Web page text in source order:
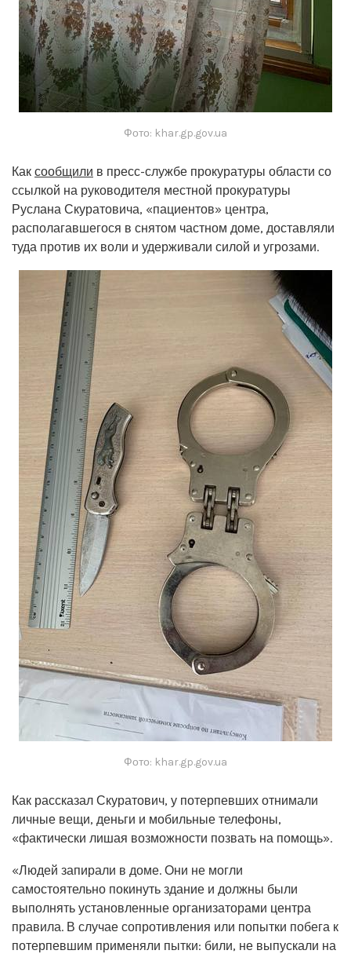
Фото: khar.gp.gov.ua
Как сообщили в пресс-службе прокуратуры области со
ссылкой на руководителя местной прокуратуры
Руслана Скуратовича, «пациентов» центра,
располагавшегося в снятом частном доме, доставляли
туда против их воли и удерживали силой и угрозами.
Фото: khar.gp.gov.ua
Как рассказал Скуратович, у потерпевших отнимали
личные вещи, деньги и мобильные телефоны,
«фактически лишая возможности позвать на помощь».
«Людей запирали в доме. Они не могли
самостоятельно покинуть здание и должны были
выполнять установленные организаторами центра
правила. В случае сопротивления или попытки побега к
потерпевшим применяли пытки: били, не выпускали на